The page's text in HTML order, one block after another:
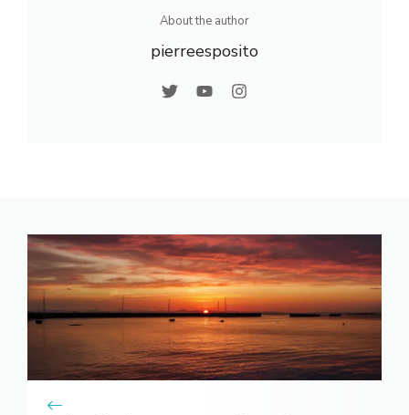
About the author
pierreesposito